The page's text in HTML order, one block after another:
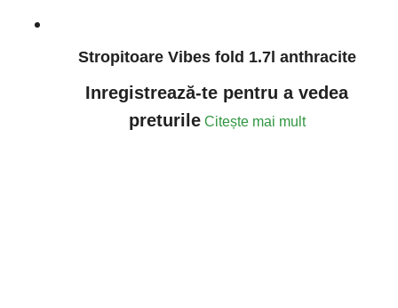
Stropitoare Vibes fold 1.7l anthracite
Inregistrează-te pentru a vedea
preturile Citește mai mult